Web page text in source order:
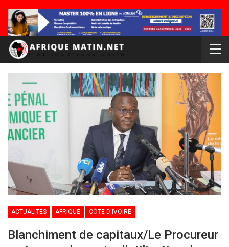
ACTUALITÉS AFRIQUE CÔTE D'IVOIRE
Blanchiment de capitaux/Le Procureur